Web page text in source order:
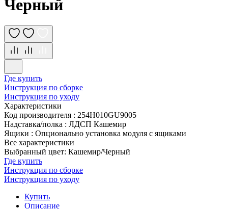
Черный
Где купить
Инструкция по сборке
Инструкция по уходу
Характеристики
Код производителя : 254H010GU9005
Надставка/полка : ЛДСП Кашемир
Ящики : Опционально установка модуля с ящиками
Все характеристики
Выбранный цвет: Кашемир/Черный
Где купить
Инструкция по сборке
Инструкция по уходу
Купить
Описание